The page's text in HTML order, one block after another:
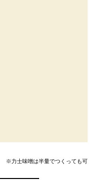
※力士味噌は半量でつくっても可